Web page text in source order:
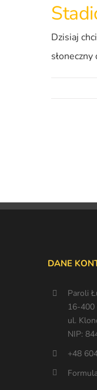
Dzisiaj
DANE
Paroli
16-400
ul.
NIP:
+48